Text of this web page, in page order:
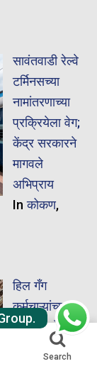
सावंतवाडी रेल्वे
टर्मिनसच्या
नामांतरणाच्या
प्रक्रियेला वेग;
केंद्र सरकारने
मागवले
अभिप्राय
Inकोकण,
हिल गँग
कर्मचाऱ्यांच्या
सतर्कतेमुळे
कसारा-इगतपुरी
Search